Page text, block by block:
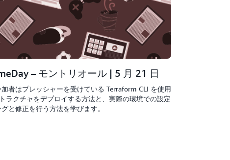
– モントリオール | 5 月 21 日
者はプレッシャーを受けている Terraform CLI を使用
ラクチャをデプロイする方法と、実際の環境での設定
と修正を行う方法を学びます。